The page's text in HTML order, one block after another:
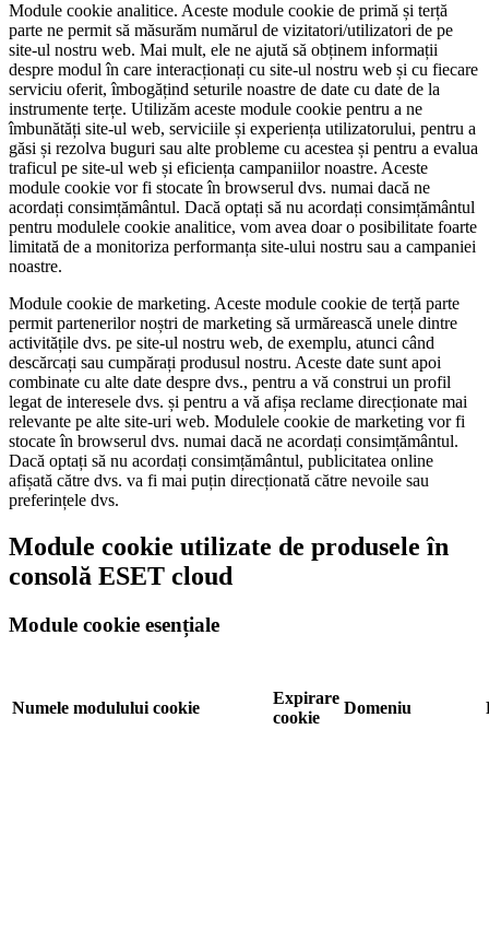
Module cookie analitice. Aceste module cookie de primă și terță
parte ne permit să măsurăm numărul de vizitatori/utilizatori de pe
site-ul nostru web. Mai mult, ele ne ajută să obținem informații
despre modul în care interacționați cu site-ul nostru web și cu fiecare
serviciu oferit, îmbogățind seturile noastre de date cu date de la
instrumente terțe. Utilizăm aceste module cookie pentru a ne
îmbunătăți site-ul web, serviciile și experiența utilizatorului, pentru a
găsi și rezolva buguri sau alte probleme cu acestea și pentru a evalua
traficul pe site-ul web și eficiența campaniilor noastre. Aceste
module cookie vor fi stocate în browserul dvs. numai dacă ne
acordați consimțământul. Dacă optați să nu acordați consimțământul
pentru modulele cookie analitice, vom avea doar o posibilitate foarte
limitată de a monitoriza performanța site-ului nostru sau a campaniei
noastre.
Module cookie de marketing. Aceste module cookie de terță parte
permit partenerilor noștri de marketing să urmărească unele dintre
activitățile dvs. pe site-ul nostru web, de exemplu, atunci când
descărcați sau cumpărați produsul nostru. Aceste date sunt apoi
combinate cu alte date despre dvs., pentru a vă construi un profil
legat de interesele dvs. și pentru a vă afișa reclame direcționate mai
relevante pe alte site-uri web. Modulele cookie de marketing vor fi
stocate în browserul dvs. numai dacă ne acordați consimțământul.
Dacă optați să nu acordați consimțământul, publicitatea online
afișată către dvs. va fi mai puțin direcționată către nevoile sau
preferințele dvs.
Module cookie utilizate de produsele în
consolă ESET cloud
Module cookie esențiale
Numele modulului cookie
Expirare
cookie
Domeniu